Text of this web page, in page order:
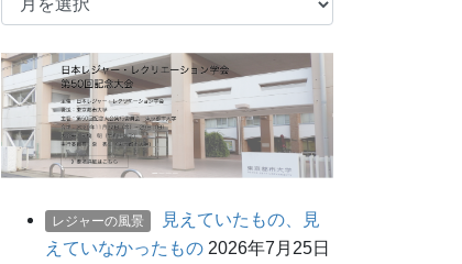
記
事
レジャーの風景
見えていたもの、見
えていなかったもの 2026年7月25日